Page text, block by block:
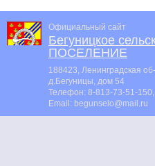
Официальный сайт
Бегуницкое
ПОСЕЛЕНИЕ
188423, Ленинградская
д.Бегуницы, дом 54
Телефон: 8-813-73-51-
Email: begunselo@mail.ru